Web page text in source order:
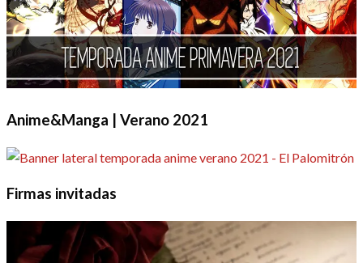
Anime&Manga | Verano 2021
Firmas invitadas